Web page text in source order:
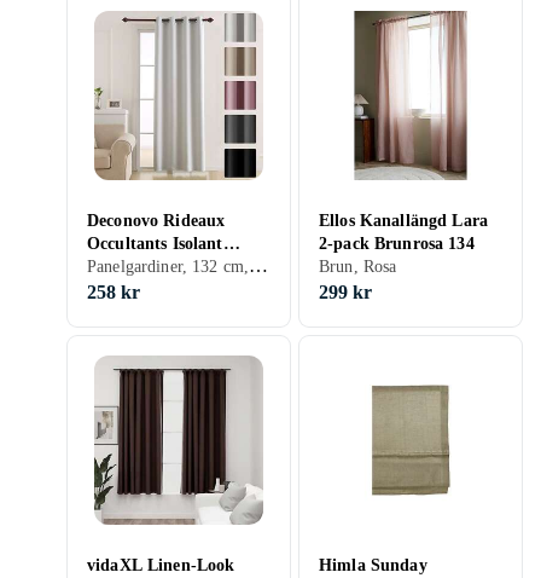
Deconovo Rideaux
Occultants Isolant
Thermique 132x214cmPanelgardiner, 132 cm, 214 cm, Svart, Silver, Grå, Turkos, Brun, Blå, Grön, Beige, Rosa, Creme/Beige
258 kr
Ellos Kanallängd Lara
2-pack Brunrosa 134
Brun, Rosa
299 kr
vidaXL Linen-Look
Himla Sunday